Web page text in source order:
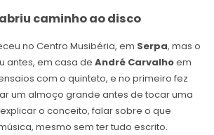
caminho ao disco
no Centro Musibéria, em Serpa, mas o
antes, em casa de André Carvalhoem
com o quinteto, e no primeiro fez
um almoço grande antes de tocar uma
o conceito, falar sobre o que
mesmo sem ter tudo escrito.